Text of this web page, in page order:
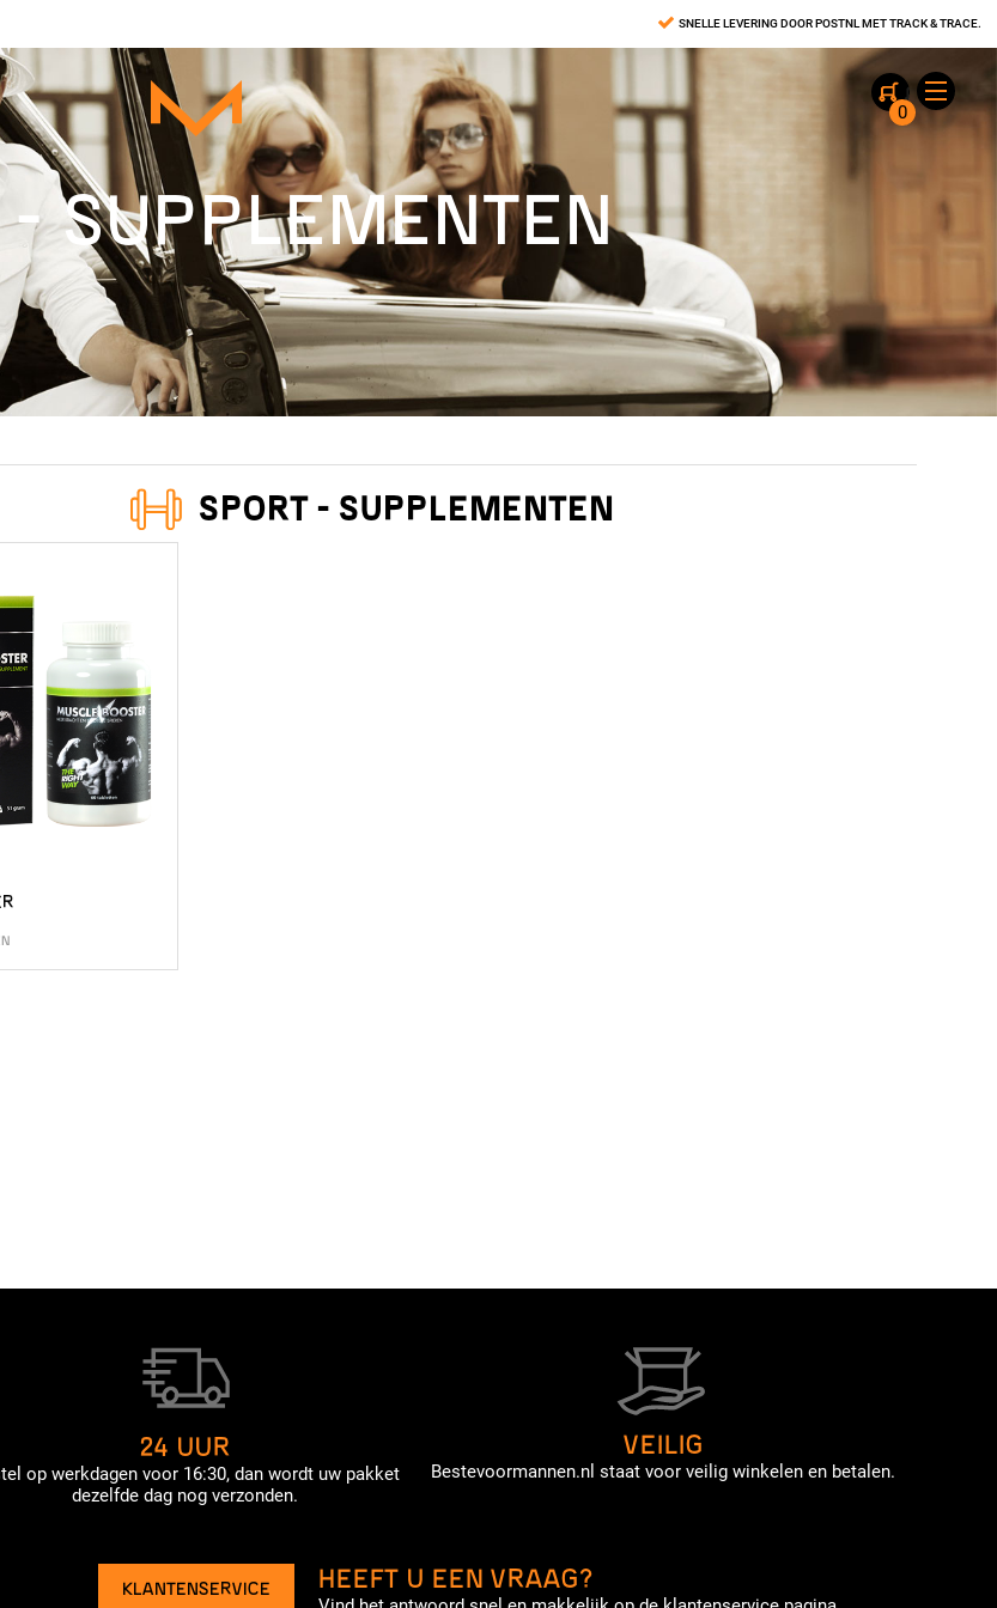
SNELLE LEVERING DOOR POSTNL MET TRACK & TRACE.
0
- SUPPLEMENTEN
SPORT - SUPPLEMENTEN
24 UUR
op werkdagen voor 16:30, dan wordt uw pakket
dezelfde dag nog verzonden.
VEILIG
Bestevoormannen.nl staat voor veilig winkelen en betalen.
HEEFT U EEN VRAAG?
KLANTENSERVICE